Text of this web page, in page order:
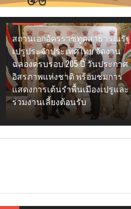
ไลฟ์สไตล์
สถานเอกอัครราชทูตสาธารณรัฐ
เปรูประจำประเทศไทย จัดงาน
ฉลองครบรอบ 205 ปี วันประกาศ
อิสรภาพแห่งชาติ พร้อมชมการ
แสดงการเต้นรำพื้นเมืองเปรูและ
ร่วมงานเลี้ยงต้อนรับ